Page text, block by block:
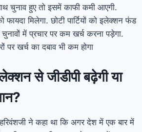
चुनाव हुए तो इसमें काफी कमी आएगी.
फायदा मिलेगा. छोटी पार्टियों को इलेक्शन फंड
में प्रचार पर कम खर्च करना पड़ेगा.
पर खर्च का दबाव भी कम होगा
से जीडीपी बढ़ेगी या
ने कहा था कि अगर देश में एक बार में